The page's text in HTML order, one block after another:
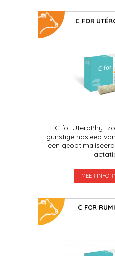
C FOR
C for UteroPhyt
gunstige nasleep
een
MEER
C FOR